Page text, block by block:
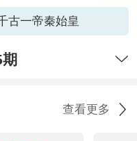
古一帝秦始皇
查看更多